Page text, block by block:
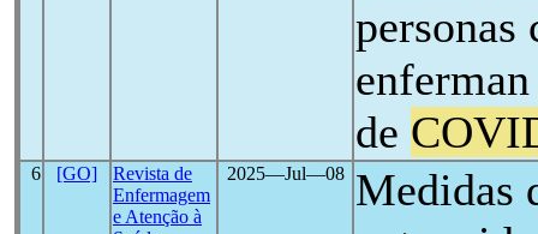
personas
de
6 [GO]
Revista de
Enfermagem
e Atenção à
2025―Jul―08
Medidas